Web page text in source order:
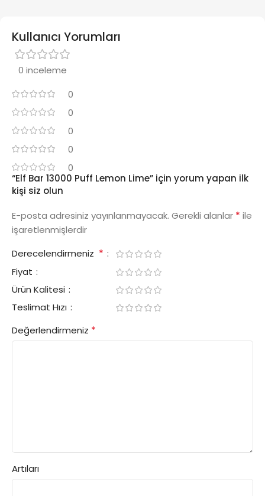
Kullanıcı Yorumları
0 inceleme
0
0
0
0
0
“Elf Bar 13000 Puff Lemon Lime” için yorum yapan ilk
kişi siz olun
E-posta adresiniz yayınlanmayacak. Gerekli alanlar * ile
işaretlenmişlerdir
Derecelendirmeniz *
Fiyat
Ürün Kalitesi
Teslimat Hızı
Değerlendirmeniz *
Artıları